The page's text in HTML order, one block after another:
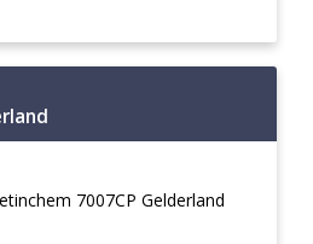
7007CP Gelderland